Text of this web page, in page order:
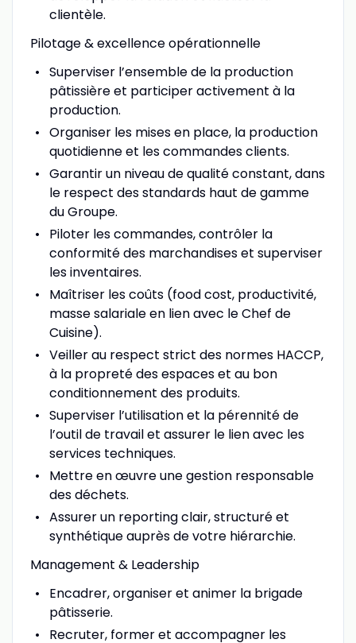
clientèle.
Pilotage & excellence opérationnelle
Superviser l’ensemble de la production
pâtissière et participer activement à la
production.
Organiser les mises en place, la production
quotidienne et les commandes clients.
Garantir un niveau de qualité constant, dans
le respect des standards haut de gamme
du Groupe.
Piloter les commandes, contrôler la
conformité des marchandises et superviser
les inventaires.
Maîtriser les coûts (food cost, productivité,
masse salariale en lien avec le Chef de
Cuisine).
Veiller au respect strict des normes HACCP,
à la propreté des espaces et au bon
conditionnement des produits.
Superviser l’utilisation et la pérennité de
l’outil de travail et assurer le lien avec les
services techniques.
Mettre en œuvre une gestion responsable
des déchets.
Assurer un reporting clair, structuré et
synthétique auprès de votre hiérarchie.
Management & Leadership
Encadrer, organiser et animer la brigade
pâtisserie.
Recruter, former et accompagner les